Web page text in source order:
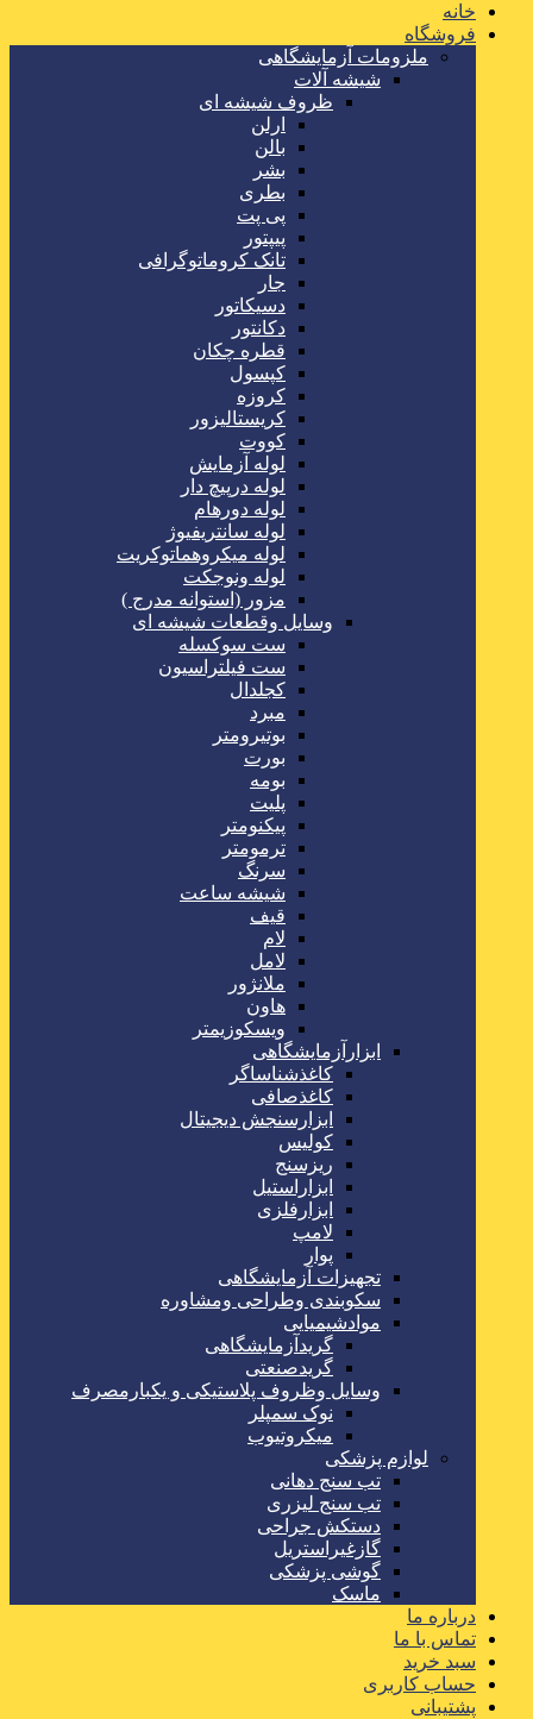
خانه
فروشگاه
ملزومات آزمایشگاهی
شیشه آلات
ظروف شیشه ای
ارلن
بالن
بشر
بطری
پی پت
پیپتور
تانک کروماتوگرافی
جار
دسیکاتور
دکانتور
قطره چکان
کپسول
کروزه
کریستالیزور
کووت
لوله آزمایش
لوله درپیچ دار
لوله دورهام
لوله سانتریفیوژ
لوله میکروهماتوکریت
لوله ونوجکت
مزور (استوانه مدرج )
وسایل وقطعات شیشه ای
ست سوکسله
ست فیلتراسیون
کجلدال
مبرد
بوتیرومتر
بورت
بومه
پلیت
پیکنومتر
ترمومتر
سرنگ
شیشه ساعت
قیف
لام
لامل
ملانژور
هاون
ویسکوزیمتر
ابزارآزمایشگاهی
کاغذشناساگر
کاغذصافی
ابزارسنجش دیجیتال
کولیس
ریزسنج
ابزاراستیل
ابزارفلزی
لامپ
پوار
تجهیزات آزمایشگاهی
سکوبندی وطراحی ومشاوره
موادشیمیایی
گریدآزمایشگاهی
گریدصنعتی
وسایل وظروف پلاستیکی و یکبارمصرف
نوک سمپلر
میکروتیوب
لوازم پزشکی
تب سنج دهانی
تب سنج لیزری
دستکش جراحی
گازغیراستریل
گوشی پزشکی
ماسک
درباره ما
تماس با ما
سبد خرید
حساب کاربری
پشتیبانی